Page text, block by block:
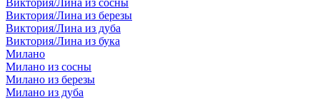
Виктория/Лина из сосны
Виктория/Лина из березы
Виктория/Лина из дуба
Виктория/Лина из бука
Милано
Милано из сосны
Милано из березы
Милано из дуба